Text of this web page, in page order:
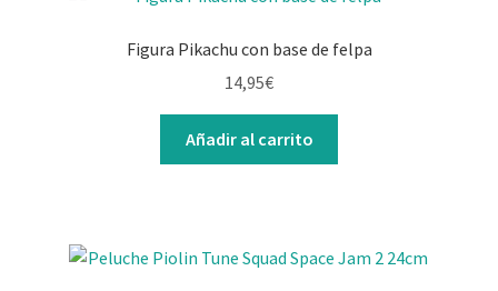
Figura Pikachu con base de felpa
14,95€
Añadir al carrito